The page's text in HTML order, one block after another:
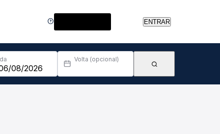
ENTRAR
Volta (opcional)